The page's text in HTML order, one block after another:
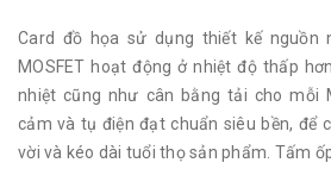
Card đồ họa sử dụng thiết kế nguồn
MOSFET hoạt động ở nhiệt độ thấp
nhiệt cũng như cân bằng tải cho mỗi
cảm và tụ điện đạt chuẩn siêu bền, để
vời và kéo dài tuổi thọ sản phẩm. Tấm